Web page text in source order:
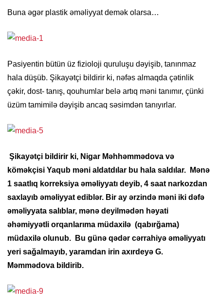
Buna əgər plastik əməliyyat demək olarsa…
Pasiyentin bütün üz fizioloji quruluşu dəyişib, tanınmaz
hala düşüb. Şikayətçi bildirir ki, nəfəs almaqda çətinlik
çəkir, dost- tanış, qouhumlar belə artıq məni tanımır, çünki
üzüm tamimilə dəyişib ancaq səsimdən tanıyırlar.
Şikayətçi bildirir ki, Nigar Məhhəmmədova və
köməkçisi Yaqub məni aldatdılar bu hala saldılar. Mənə
1 saatlıq korreksiya əməliyyatı deyib, 4 saat narkozdan
saxlayıb əməliyyat ediblər. Bir ay ərzində məni iki dəfə
əməliyyata salıblar, mənə deyilmədən həyati
əhəmiyyətli orqanlarıma müdaxilə (qabırğama)
müdaxilə olunub. Bu günə qədər cərrahiyə əməliyyatı
yeri sağalmayıb, yaramdan irin axırdeyə G.
Məmmədova bildirib.